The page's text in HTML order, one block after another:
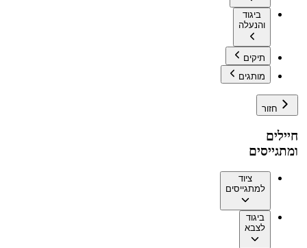
ביגוד
והנעלה
תיקים
מותגים
חזור
חיילים
ומתגייסים
ציוד
למתגייסים
ביגוד
לצבא